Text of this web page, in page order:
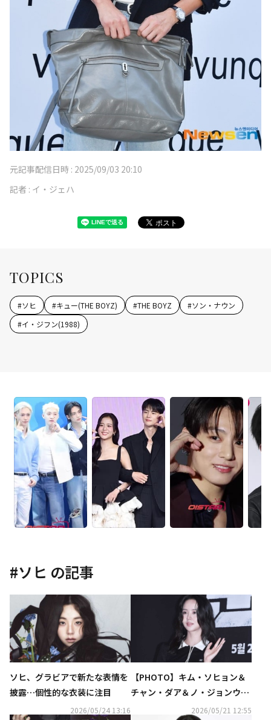
元記事配信日時 : 2025/09/03 20:10
記者 : イ・ジェハ
TOPICS
#ソヒ #キュー(THE BOYZ) #THE BOYZ #ソン・ナウン
#イ・ジフン(1988)
#ソヒ の記事
ソヒ、グラビアで新たな表情を
披露…個性的な衣装に注目
2026/05/24 13:16
【PHOTO】キム・ソヒョン＆
チャン・ダア＆ノ・ジョンウィ
ら、映画「群体」VIP試写会に
2026/05/21 12:55